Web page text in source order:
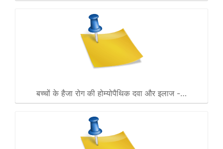
बच्चों के हैजा रोग की होम्योपैथिक दवा और इलाज -…